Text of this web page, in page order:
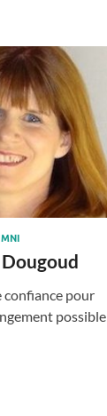
confiance pour
possible